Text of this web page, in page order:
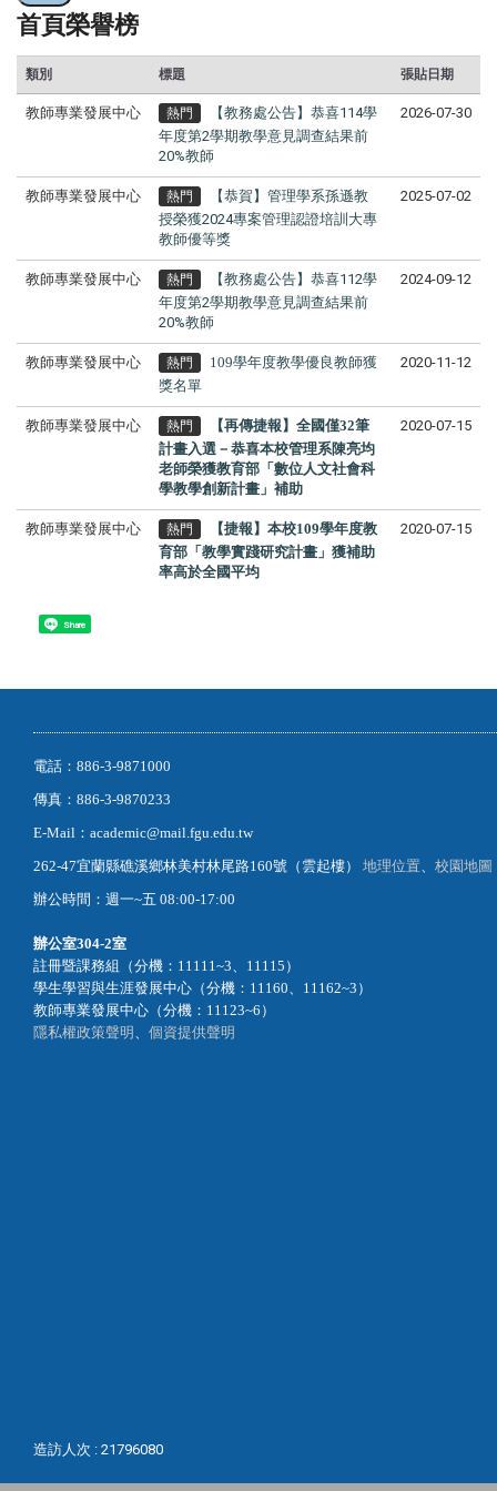
首頁榮譽榜
類別 標題 張貼日期
教師專業發展中心 熱門
【教務處公告】恭喜114學
年度第2學期教學意見調查結果前
20%教師
2026-07-30
教師專業發展中心 熱門
【恭賀】管理學系孫遜教
授榮獲2024專案管理認證培訓大專
教師優等獎
2025-07-02
教師專業發展中心 熱門
【教務處公告】恭喜112學
年度第2學期教學意見調查結果前
20%教師
2024-09-12
教師專業發展中心 熱門
109學年度教學優良教師獲
獎名單
2020-11-12
教師專業發展中心 熱門
【再傳捷報】全國僅32筆
計畫入選－ 恭喜本校管理系陳亮均
老師榮獲教育部「數位人文社會科
學教學創新計畫」補助
2020-07-15
教師專業發展中心 熱門
【捷報】本校109學年度教
育部「教學實踐研究計畫」獲補助
率高於全國平均
2020-07-15
Share
電話：886-3-9871000
傳真：886-3-9870233
E-Mail：academic@mail.fgu.edu.tw
262-47宜蘭縣礁溪鄉林美村林尾路160號（雲起樓） 地理位置、 校園地圖
辦公時間：週一~五 08:00-17:00
辦公室304-2室
註冊暨課務組（分機：11111~3、11115）
學生學習與生涯發展中心（分機：11160、11162~3）
教師專業發展中心（分機：11123~6）
隱私權政策聲明 、 個資提供聲明
造訪人次 : 21796080